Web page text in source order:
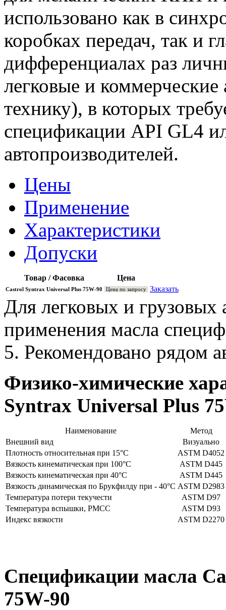
исполь­зовано как в
коробках передач, так и
дифференциалах раз
легковые и
технику), в которых
спецификации API GL4
автопроизводителей.
Цены
Применение
Характеристики
Допуски
Товар / Фасовка Цена
Castrol Syntrax Universal Plus 75W-90 Цена по запросу Заказать
Для легковых и
применения масла
5. Рекомендовано рядом
Физико-химические
Syntrax Universal Plus
Наименование
Метод
Внешний вид
Визуально
Плотность относительная при 15°C
ASTM D4052
Вязкость кинематическая при 100°C
ASTM D445
Вязкость кинематическая при 40°C
ASTM D445
Вязкость динамическая по Брукфилду при - 40°C ASTM D2983
Температура потери текучести
ASTM D97
Температура вспышки, PMCC
ASTM D93
Индекс вязкости
ASTM D2270
Спецификации масла
75W-90